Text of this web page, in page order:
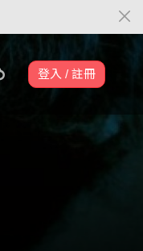
登入 / 註冊